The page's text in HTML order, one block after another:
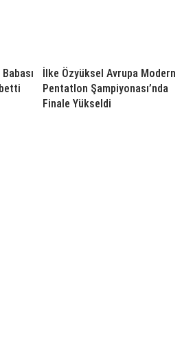
İlke Özyüksel Avrupa Modern
Pentatlon Şampiyonası’nda
Finale Yükseldi